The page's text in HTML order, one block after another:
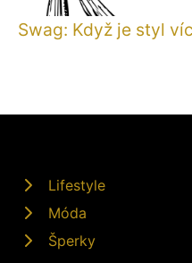
Swag: Když je styl
Lifestyle
Móda
Šperky